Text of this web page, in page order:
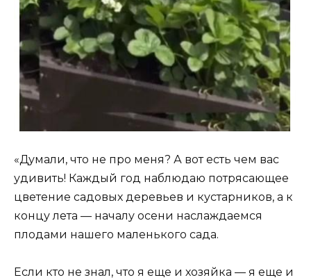
«Думали, что не про меня? А вот есть чем вас
удивить! Каждый год наблюдаю потрясающее
цветение садовых деревьев и кустарников, а к
концу лета — началу осени наслаждаемся
плодами нашего маленького сада.
Если кто не знал, что я еще и хозяйка — я еще и